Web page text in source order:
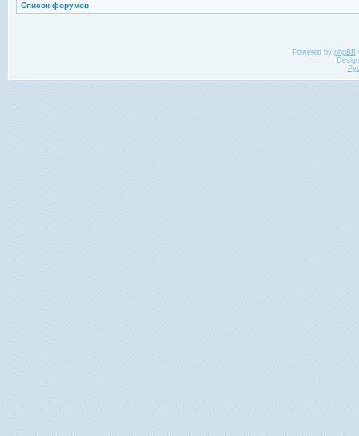
Список форумов
Powered by phpBB